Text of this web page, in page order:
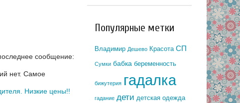
сообщение:
нет. Самое
Низкие цены!!
Популярные метки
Владимир Дешево Красота СП
Сумки бабка беременность
бижутерия гадалка
гадание дети детская одежда